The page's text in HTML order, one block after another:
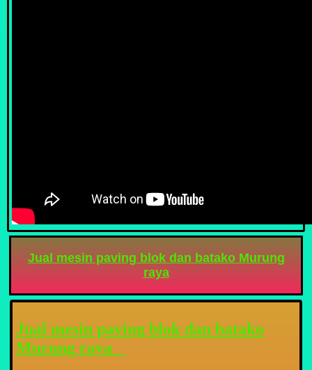
Jual mesin paving blok dan batako Murung
raya
Jual mesin paving blok dan batako
Murung raya